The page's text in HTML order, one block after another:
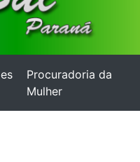
Procuradoria da
Mulher